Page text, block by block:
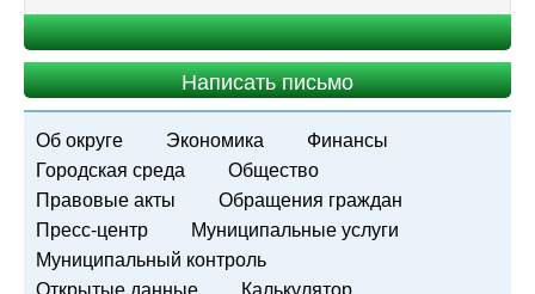
Написать письмо
Об округе Экономика
Финансы
Городская среда
Общество
Правовые акты
Обращения граждан
Пресс-центр
Муниципальные услуги
Муниципальный контроль
Открытые данные
Калькулятор